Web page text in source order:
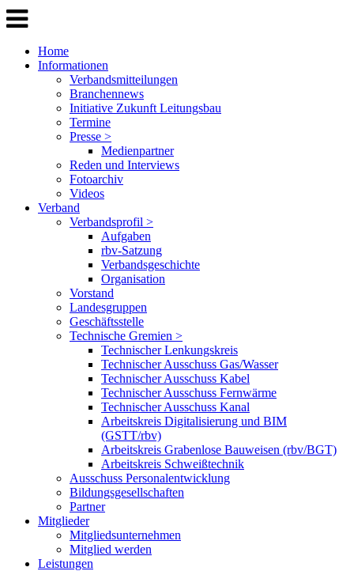
Home
Informationen
Verbandsmitteilungen
Branchennews
Initiative Zukunft Leitungsbau
Termine
Presse >
Medienpartner
Reden und Interviews
Fotoarchiv
Videos
Verband
Verbandsprofil >
Aufgaben
rbv-Satzung
Verbandsgeschichte
Organisation
Vorstand
Landesgruppen
Geschäftsstelle
Technische Gremien >
Technischer Lenkungskreis
Technischer Ausschuss Gas/Wasser
Technischer Ausschuss Kabel
Technischer Ausschuss Fernwärme
Technischer Ausschuss Kanal
Arbeitskreis Digitalisierung und BIM
(GSTT/rbv)
Arbeitskreis Grabenlose Bauweisen (rbv/BGT)
Arbeitskreis Schweißtechnik
Ausschuss Personalentwicklung
Bildungsgesellschaften
Partner
Mitglieder
Mitgliedsunternehmen
Mitglied werden
Leistungen